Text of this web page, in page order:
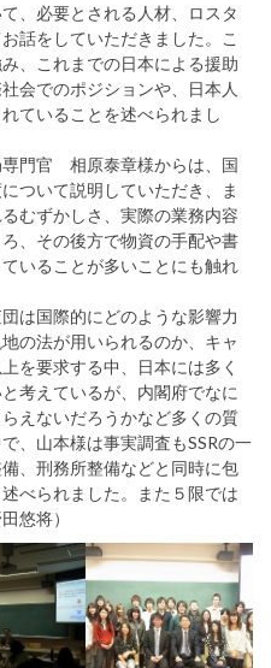
、必要とされる人材、ロスタ
話をしていただきました。こ
、これまでの日本による援助
会でのポジションや、日本人
ていることを述べられまし
門官 相原泰章様からは、国
ついて説明していただき、ま
むずかしさ、実際の業務内容
、その後方で物資の手配や書
いることが多いことにも触れ
は国際的にどのような影響力
の法が用いられるのか、キャ
を要求する中、日本には多く
考えているが、内閣府でなに
えないだろうかなど多くの質
、山本様は事実調査もSSRの一
、刑務所整備などと同時に包
べられました。また５限では
悠将）